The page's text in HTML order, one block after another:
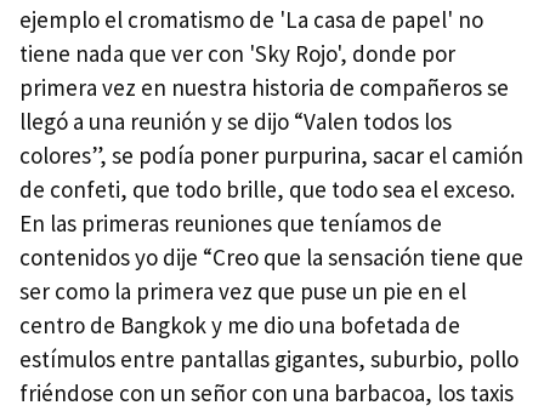
ejemplo el cromatismo de 'La casa de papel' no
tiene nada que ver con 'Sky Rojo', donde por
primera vez en nuestra historia de compañeros se
llegó a una reunión y se dijo “Valen todos los
colores”, se podía poner purpurina, sacar el camión
de confeti, que todo brille, que todo sea el exceso.
En las primeras reuniones que teníamos de
contenidos yo dije “Creo que la sensación tiene que
ser como la primera vez que puse un pie en el
centro de Bangkok y me dio una bofetada de
estímulos entre pantallas gigantes, suburbio, pollo
friéndose con un señor con una barbacoa, los taxis